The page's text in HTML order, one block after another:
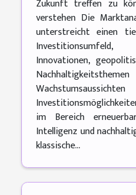
Zukunft treffen zu
verstehen Die
unterstreicht einen
Innovationen,
im Bereich
Intelligenz und
klassische...